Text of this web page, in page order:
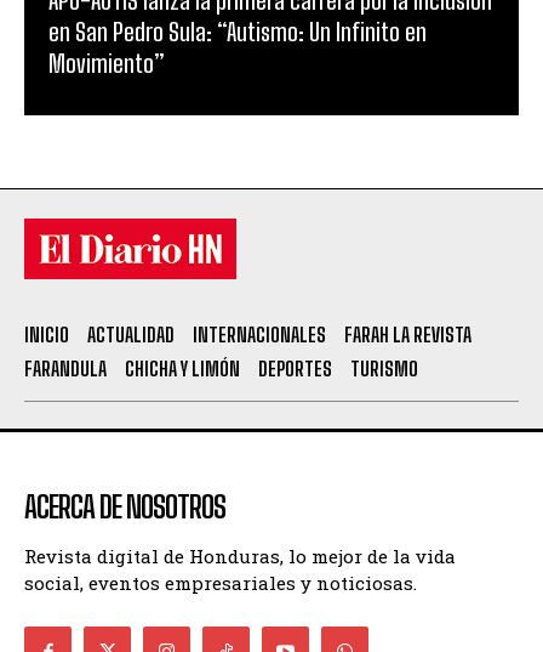
en San Pedro Sula: “Autismo: Un Infinito en
Movimiento”
INICIO ACTUALIDAD INTERNACIONALES
FARAH LA REVISTA
FARANDULA
CHICHA Y LIMÓN DEPORTES TURISMO
ACERCA DE NOSOTROS
Revista digital de Honduras, lo mejor de la vida
social, eventos empresariales y noticiosas.